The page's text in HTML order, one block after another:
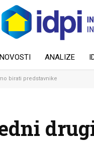
NOVOSTI ANALIZE
birati predstavnike